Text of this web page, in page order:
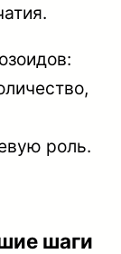
роль.
шаги